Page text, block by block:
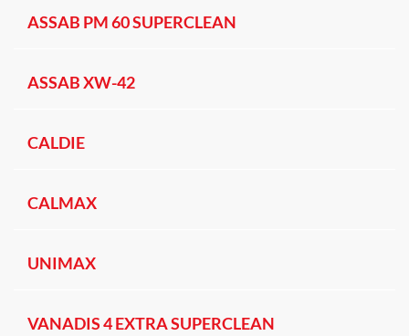
ASSAB PM 60 SUPERCLEAN
ASSAB XW-42
CALDIE
CALMAX
UNIMAX
VANADIS 4 EXTRA SUPERCLEAN